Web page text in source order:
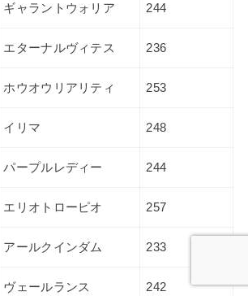
ギャラントウォリア 244
エターナルヴィテス 236
ホウオウリアリティ 253
イリマ 248
パープルレディー 244
エリオトローピオ 257
アールクインダム 233
ヴェールランス 242